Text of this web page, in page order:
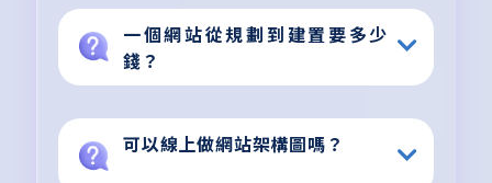
一個網站從規劃到建置要多少
錢？
可以線上做網站架構圖嗎？